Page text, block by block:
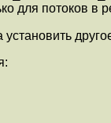
для потоков в
установить